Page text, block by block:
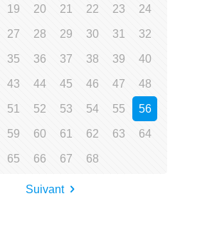
19 20 21 22 23 24
27 28 29 30 31 32
35 36 37 38 39 40
43 44 45 46 47 48
51 52 53 54 55 56
59 60 61 62 63 64
65 66 67 68
Suivant